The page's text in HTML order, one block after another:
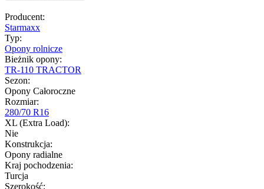
Producent:
Starmaxx
Typ:
Opony rolnicze
Bieżnik opony:
TR-110 TRACTOR
Sezon:
Opony Całoroczne
Rozmiar:
280/70 R16
XL (Extra Load):
Nie
Konstrukcja:
Opony radialne
Kraj pochodzenia:
Turcja
Szerokość: